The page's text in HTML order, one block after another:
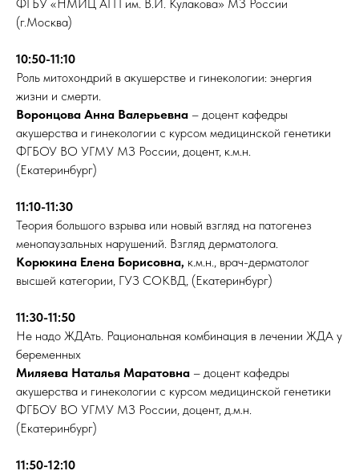
ФГБУ «НМИЦ АГП им. В.И. Кулакова» МЗ России
(г.Москва)
10:50-11:10
Роль митохондрий в акушерстве и гинекологии: энергия
жизни и смерти.
Воронцова Анна Валерьевна – доцент кафедры
акушерства и гинекологии с курсом медицинской генетики
ФГБОУ ВО УГМУ МЗ России, доцент, к.м.н.
(Екатеринбург)
11:10-11:30
Теория большого взрыва или новый взгляд на патогенез
менопаузальных нарушений. Взгляд дерматолога.
Корюкина Елена Борисовна, к.м.н., врач-дерматолог
высшей категории, ГУЗ СОКВД, (Екатеринбург)
11:30-11:50
Не надо ЖДАть. Рациональная комбинация в лечении ЖДА у
беременных
Миляева Наталья Маратовна – доцент кафедры
акушерства и гинекологии с курсом медицинской генетики
ФГБОУ ВО УГМУ МЗ России, доцент, д.м.н.
(Екатеринбург)
11:50-12:10